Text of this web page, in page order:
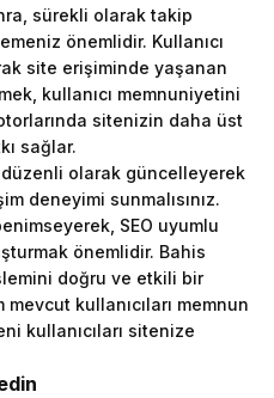
sürekli olarak takip
önemlidir. Kullanıcı
site erişiminde yaşanan
kullanıcı memnuniyetini
sitenizin daha üst
sağlar.
olarak güncelleyerek
deneyimi sunmalısınız.
SEO uyumlu
önemlidir. Bahis
doğru ve etkili bir
kullanıcıları memnun
kullanıcıları sitenize